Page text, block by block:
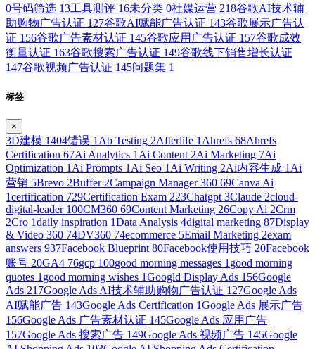
0号码筛选 13工具测评 16未分类 0社媒运营 218谷歌AI技术辅
助购物广告认证 127谷歌AI赋能广告认证 143谷歌展示广告认
证 156谷歌广告素材认证 145谷歌应用广告认证 157谷歌成效
衡量认证 163谷歌搜索广告认证 149谷歌线下销售增长认证
147谷歌视频广告认证 145问题集 1
标签
×
3D建模 1404错误 1 Ab Testing 2Afterlife 1 Ahrefs 68Ahrefs
Certification 67Ai Analytics 1 Ai Content 2Ai Marketing 7Ai
Optimization 1 Ai Prompts 1 Ai Seo 1 Ai Writing 2Ai内容生成 1 Ai
营销 5Brevo 2Buffer 2Campaign Manager 360 69Canva Ai
1certification 729Certification Exam 223Chatgpt 3Claude 2cloud-
digital-leader 100CM360 69Content Marketing 26Copy Ai 2Crm
2Cro 1daily inspiration 1Data Analysis 4digital marketing 87Display
& Video 360 74DV360 74ecommerce 5Email Marketing 2exam
answers 937Facebook Blueprint 80Facebook使用技巧 20Facebook
账号 20GA4 76gcp 100good morning messages 1 good morning
quotes 1 good morning wishes 1Googld Display Ads 156Google
Ads 217Google Ads AI技术辅助购物广告认证 127Google Ads
AI赋能广告 143Google Ads Certification 1Google Ads 展示广告
156Google Ads 广告素材认证 145Google Ads 应用广告
157Google Ads 搜索广告 149Google Ads 视频广告 145Google